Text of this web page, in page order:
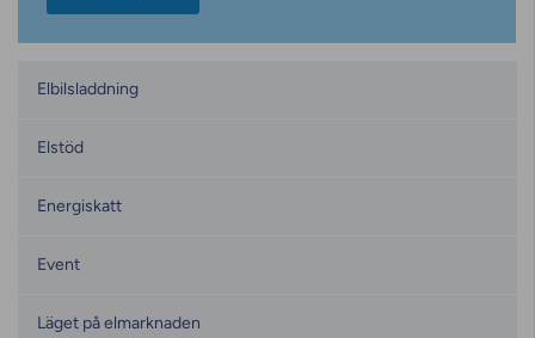
Elbilsladdning
Elstöd
Energiskatt
Event
Läget på elmarknaden